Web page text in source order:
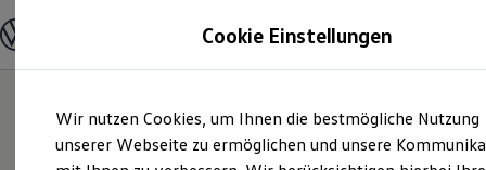
Hauptinhalt
springen
Footer
springen
Modelle und Konfigurator
Modelle vergleichen
Elektroautos
ENERGY Sondermodelle
Nutzfahrzeuge
Cookie Einstellungen
Wir nutzen Cookies, um Ihnen die bestmögliche Nutzung
unserer Webseite zu ermöglichen und unsere